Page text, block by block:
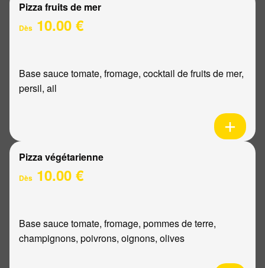
Pizza fruits de mer
Dès 10.00 €
Base sauce tomate, fromage, cocktail de fruits de mer,
persil, ail
Pizza végétarienne
Dès 10.00 €
Base sauce tomate, fromage, pommes de terre,
champignons, poivrons, oignons, olives